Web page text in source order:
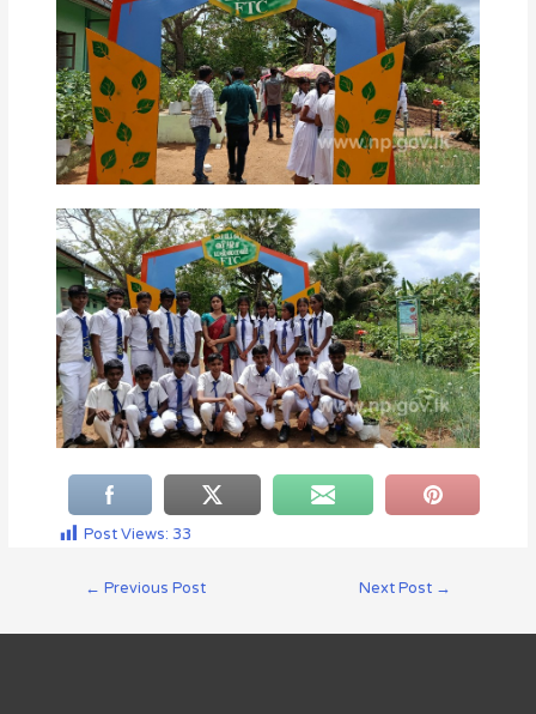
Post Views: 33
← Previous Post Next Post →